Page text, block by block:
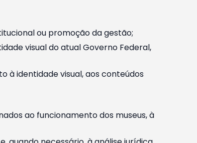
ou promoção da gestão;
visual do atual Governo Federal,
à identidade visual, aos conteúdos
ao funcionamento dos museus, à